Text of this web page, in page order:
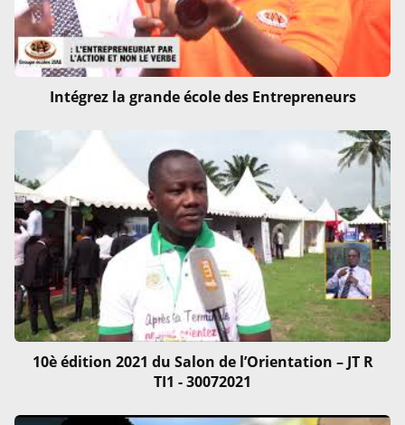
Intégrez la grande école des Entrepreneurs
10è édition 2021 du Salon de l’Orientation – JT R
TI1 - 30072021